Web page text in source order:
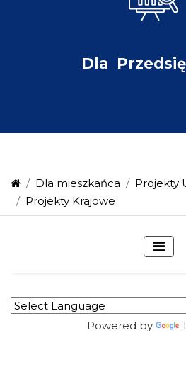
Dla
Dla mieszkańca
Projekty
Projekty Krajowe
Powered by